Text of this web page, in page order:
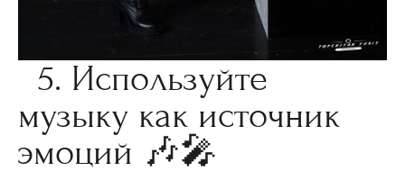
5. Используйте
музыку как источник
эмоций 🎶🎤